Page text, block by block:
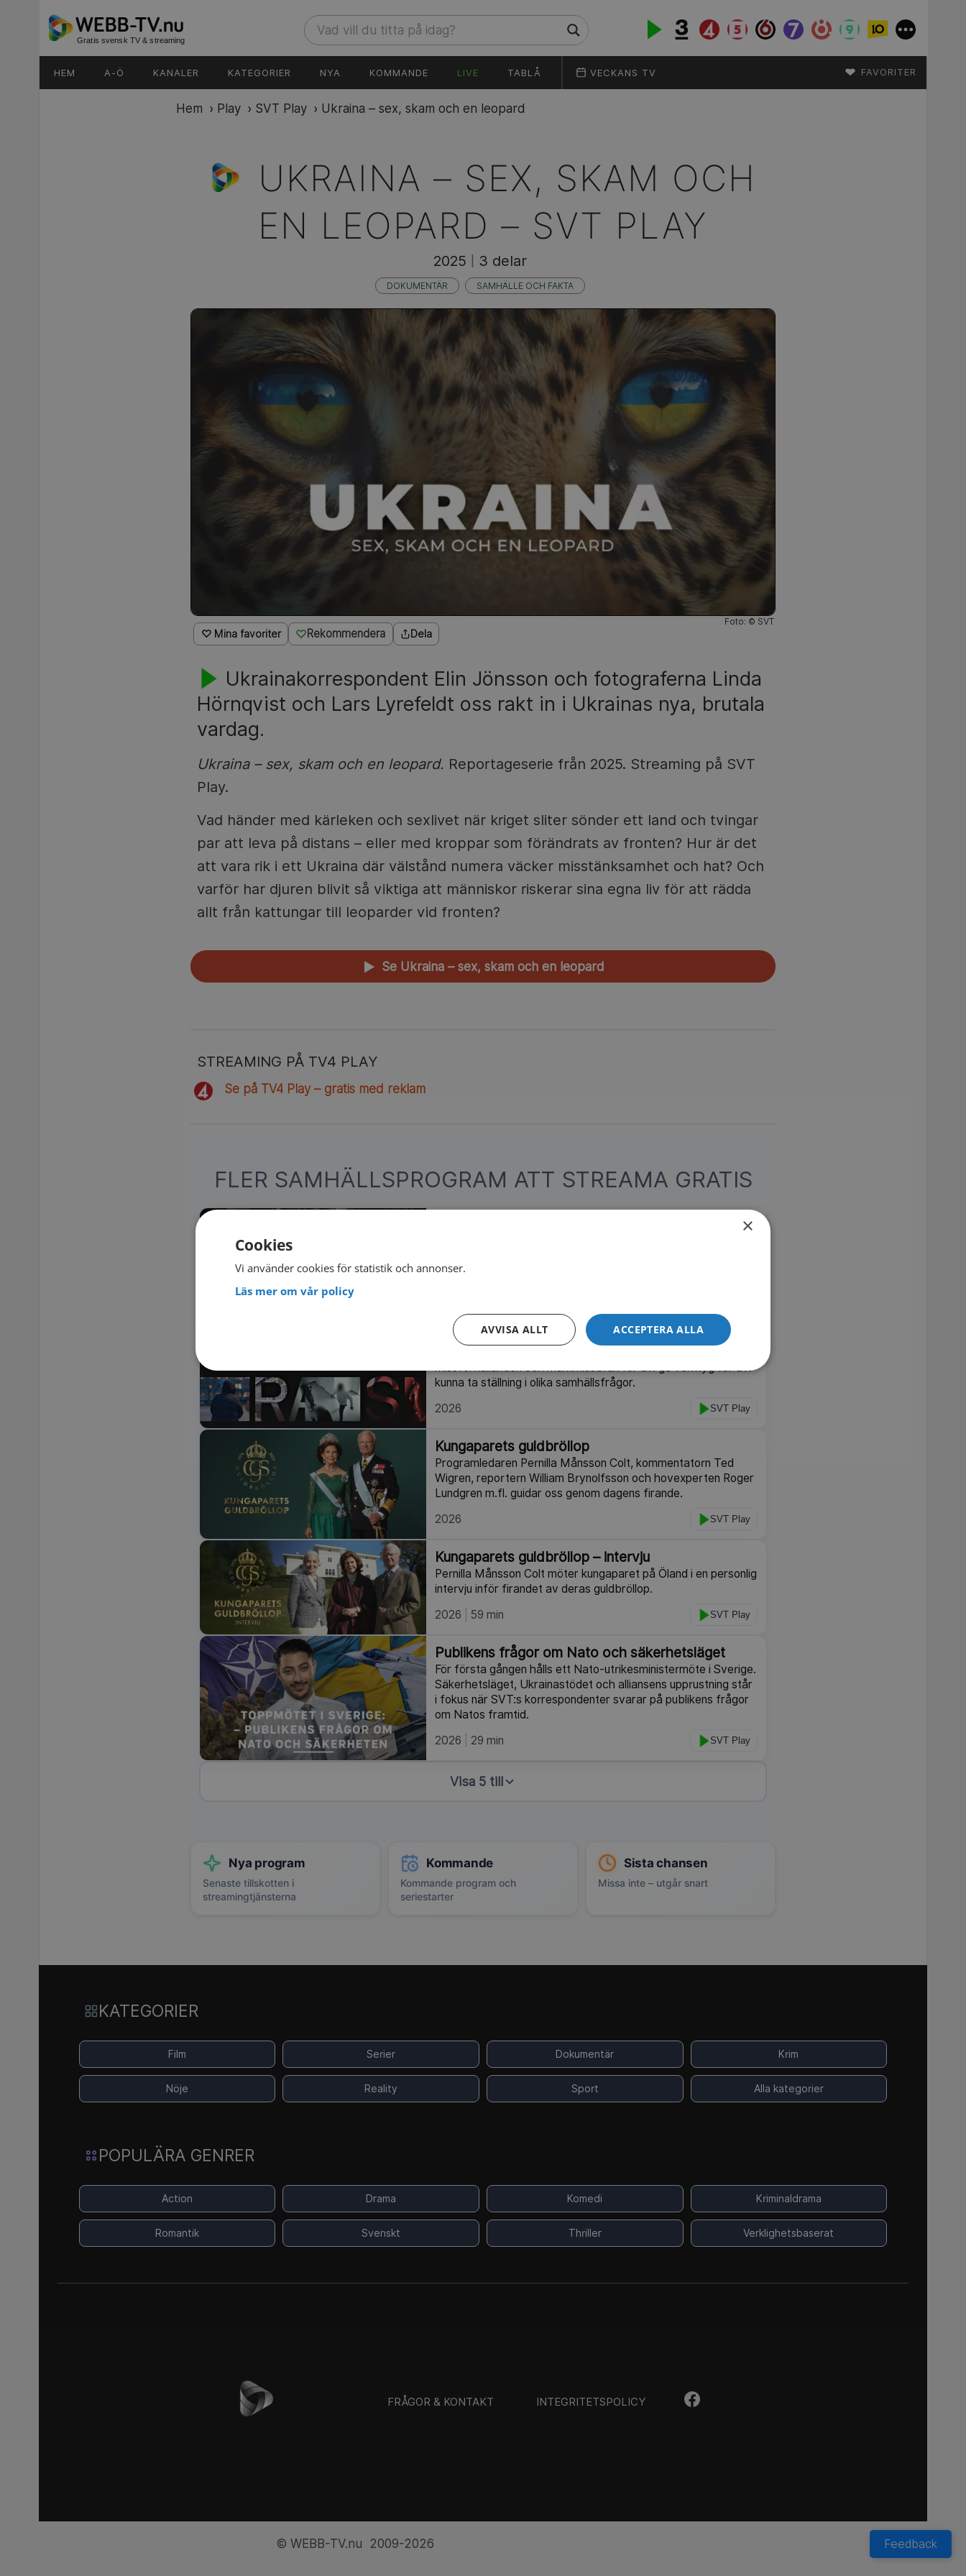
Gratis svensk TV & streaming
HEM A-Ö KANALER KATEGORIER NYA KOMMANDE LIVE TABLÅ VECKANS TV ♥ FAVORITER
Hem › Play › SVT Play › Ukraina – sex, skam och en leopard
UKRAINA – SEX, SKAM OCH
EN LEOPARD – SVT PLAY
♡ Mina favoriter Rekommendera Dela
Ukrainakorrespondent Elin Jönsson och fotograferna Linda
Hörnqvist och Lars Lyrefeldt oss rakt in i Ukrainas nya, brutala
vardag.
Ukraina – sex, skam och en leopard. Reportageserie från 2025. Streaming på SVT
Play.
Vad händer med kärleken och sexlivet när kriget sliter sönder ett land och tvingar
par att leva på distans – eller med kroppar som förändrats av fronten? Hur är det
att vara rik i ett Ukraina där välstånd numera väcker misstänksamhet och hat? Och
varför har djuren blivit så viktiga att människor riskerar sina egna liv för att rädda
allt från kattungar till leoparder vid fronten?
Foto: © SVT
▲ Se Ukraina – sex, skam och en leopard
STREAMING PÅ TV4 PLAY
Se på TV4 Play – gratis med reklam
2025 3 delar
DOKUMENTÄR SAMHÄLLE OCH FAKTA
FLER SAMHÄLLSPROGRAM ATT STREAMA GRATIS
som allvar.
Uppdrag granskning
missförhållanden och maktmissbruk för att ge verktyg för att
kunna ta ställning i olika samhällsfrågor.
2026
SVT Play
Kungaparets guldbröllop
Programledaren Pernilla Månsson Colt, kommentatorn Ted
Wigren, reportern William Brynolfsson och hovexperten Roger
Lundgren m.fl. guidar oss genom dagens firande.
2026
SVT Play
Kungaparets guldbröllop – intervju
Pernilla Månsson Colt möter kungaparet på Öland i en personlig
intervju inför firandet av deras guldbröllop.
2026
59 min SVT Play
Publikens frågor om Nato och säkerhetsläget
För första gången hålls ett Nato-utrikesministermöte i Sverige.
Säkerhetsläget, Ukrainastödet och alliansens upprustning står
i fokus när SVT:s korrespondenter svarar på publikens frågor
om Natos framtid.
2026
29 min SVT Play
Visa 5 till
Nya program
Senaste tillskotten i
streamingtjänsterna
Kommande
Kommande program och
seriestarter
Sista chansen
Missa inte – utgår snart
KATEGORIER
Film Serier Dokumentär Krim
Nöje Reality Sport Alla kategorier
POPULÄRA GENRER
Action Drama Komedi Kriminaldrama
Romantik Svenskt Thriller Verklighetsbaserat
FRÅGOR & KONTAKT INTEGRITETSPOLICY
© WEBB-TV.nu 2009-2026 Feedback
×
Cookies
Vi använder cookies för statistik och annonser.
Läs mer om vår policy
ACCEPTERA ALLA
AVVISA ALLT